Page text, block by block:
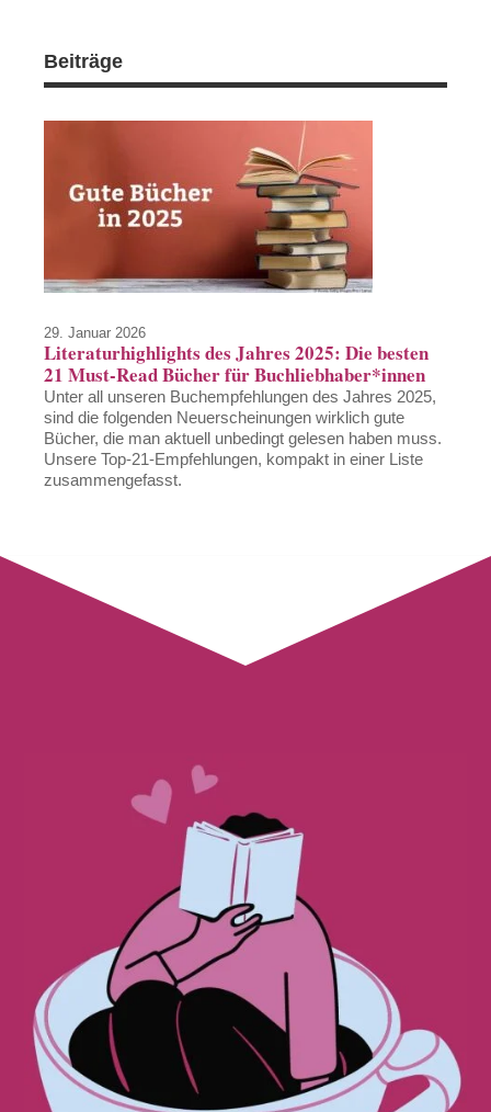
Beiträge
29. Januar 2026
Literaturhighlights des Jahres 2025: Die besten
21 Must-Read Bücher für Buchliebhaber*innen
Unter all unseren Buchempfehlungen des Jahres 2025,
sind die folgenden Neuerscheinungen wirklich gute
Bücher, die man aktuell unbedingt gelesen haben muss.
Unsere Top-21-Empfehlungen, kompakt in einer Liste
zusammengefasst.